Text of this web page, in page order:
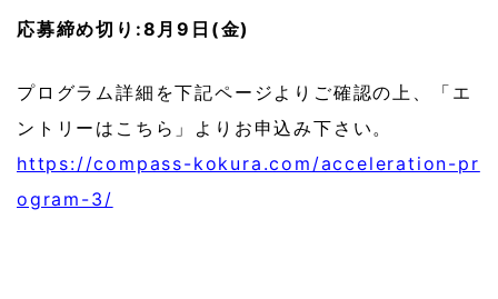
応募締め切り:8月9日(金)
プログラム詳細を下記ページよりご確認の上、「エ
ントリーはこちら」よりお申込み下さい。
https://compass-kokura.com/acceleration-pr
ogram-3/